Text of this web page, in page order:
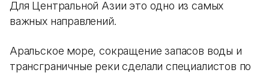
Для Центральной Азии это одно из самых
важных направлений.
Аральское море, сокращение запасов воды и
трансграничные реки сделали специалистов по